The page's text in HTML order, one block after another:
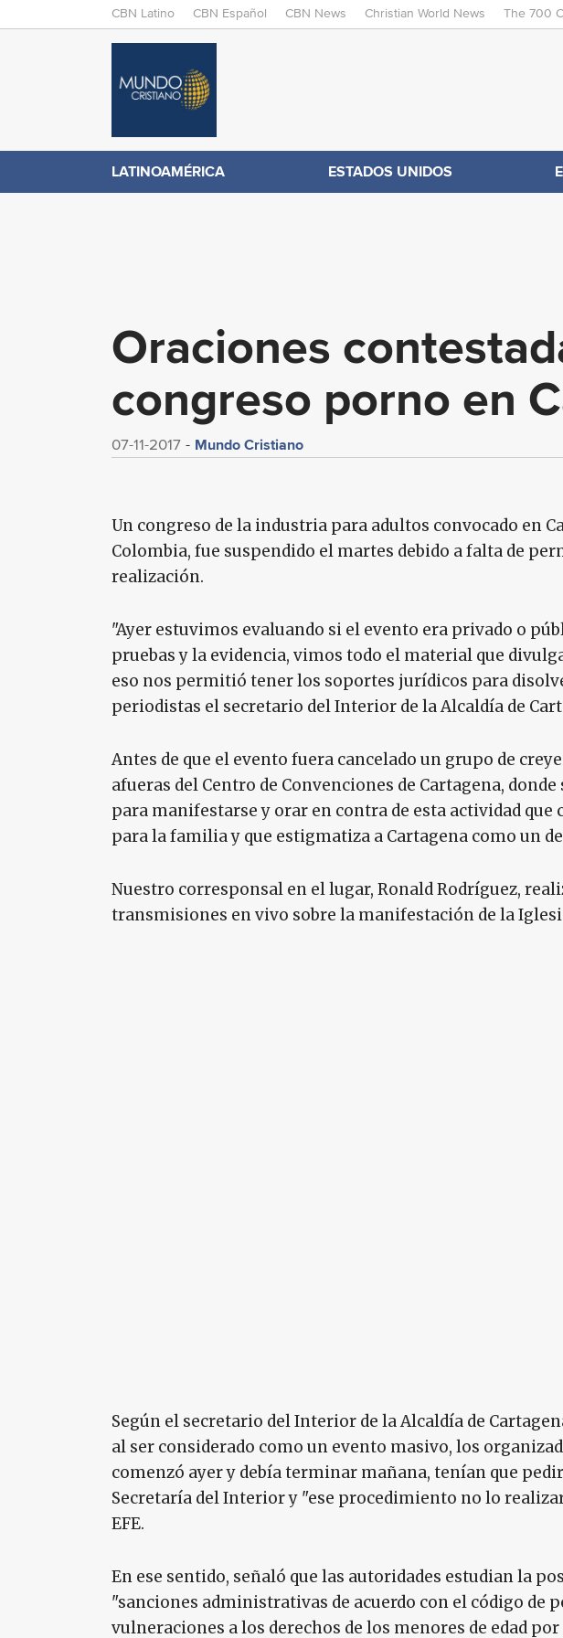
Skip
M
N
E
CBN Latino CBN Español CBN News Christian World News The 700
C
B
N
.
m
LATINOAMÉRICA ESTADOS UNIDOS
Oraciones
congreso porno en
07-11-2017 Mundo Cristiano
Un congreso de la industria para adultos convocado en
Colombia, fue suspendido el martes debido a falta de
realización.
"Ayer estuvimos evaluando si el evento era privado o
pruebas y la evidencia, vimos todo el material que
eso nos permitió tener los soportes jurídicos para
periodistas el secretario del Interior de la Alcaldía de
Antes de que el evento fuera cancelado un grupo de
afueras del Centro de Convenciones de Cartagena,
para manifestarse y orar en contra de esta actividad que
para la familia y que estigmatiza a Cartagena como un
Nuestro corresponsal en el lugar, Ronald Rodríguez,
transmisiones en vivo sobre la manifestación de la
Según el secretario del Interior de la Alcaldía de
al ser considerado como un evento masivo, los
comenzó ayer y debía terminar mañana, tenían que
Secretaría del Interior y "ese procedimiento no lo
EFE.
En ese sentido, señaló que las autoridades estudian la
"sanciones administrativas de acuerdo con el código de
vulneraciones a los derechos de los menores de edad